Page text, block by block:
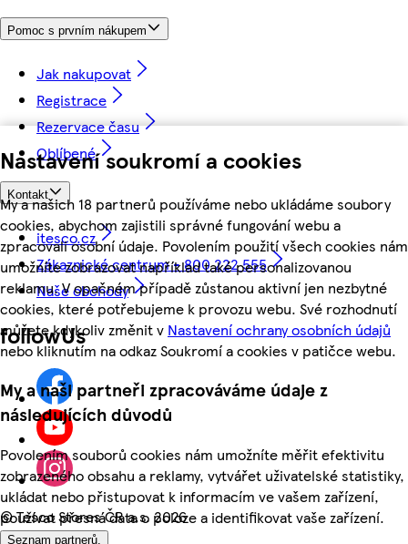
Nastavení soukromí a cookies
My a našich 18 partnerů používáme nebo ukládáme soubory
cookies, abychom zajistili správné fungování webu a
zpracovali osobní údaje. Povolením použití všech cookies nám
umožníte zobrazovat například také personalizovanou
reklamu. V opačném případě zůstanou aktivní jen nezbytné
cookies, které potřebujeme k provozu webu. Své rozhodnutí
můžete kdykoliv změnit v Nastavení ochrany osobních údajů
nebo kliknutím na odkaz Soukromí a cookies v patičce webu.
My a naši partneři zpracováváme údaje z
následujících důvodů
Povolením souborů cookies nám umožníte měřit efektivitu
zobrazeného obsahu a reklamy, vytvářet uživatelské statistiky,
ukládat nebo přistupovat k informacím ve vašem zařízení,
používat přesná data o poloze a identifikovat vaše zařízení.
Seznam partnerů.
Pomoc s prvním nákupem
Jak nakupovat
Registrace
Rezervace času
Oblíbené
Kontakt
itesco.cz
Zákaznické centrum - 800 222 555
Naše obchody
followUs
©Tesco Stores ČR a.s. 2026